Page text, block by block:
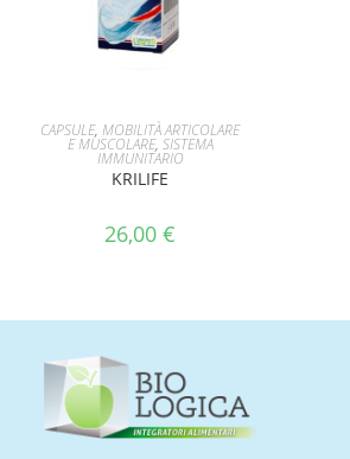
AGGIUNGI AL CARRELLO
CAPSULE,MOBILITÀ ARTICOLARE
E MUSCOLARE, SISTEMA
IMMUNITARIO
KRILIFE
26,00€